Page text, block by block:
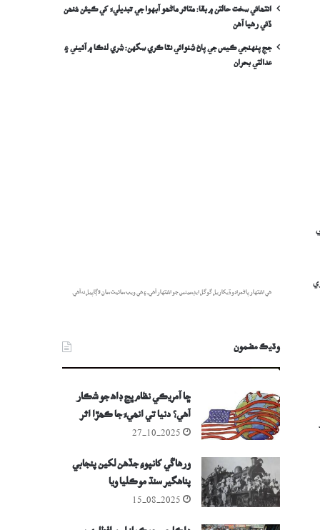
انتھائي سخت حالتن ۾ بقا: متاثر ماڻھو آبهوا جي تبديليءَ کي ڪيئن مُنھن
ڏئي رهيا آهن
جج پنهنجي ڪيس جي پاڻ شنوائي نٿا ڪري سگهن: شري لنڪا ۾ آئيني ۽
عدالتي بحران
هي اشتهار پاڻمرادو ڏيکاريل گوگل ايڊسينس جو اشتهار آهي، ۽ هي ويب سائيٽ سان لاڳاپيل نه آهي.
وڌيڪ مضمون
ڇا آمريڪي نظام ڀڃ ڊاھ جو شڪار
آھي؟ دنيا تي انھيءَ جا ڪھڙا اثر
پوندا؟27-10-2025
ورھاڱي کانپوءِ جڏھن لکين پنجابي
پناھگير سنڌ موڪليا ويا
15-08-2025